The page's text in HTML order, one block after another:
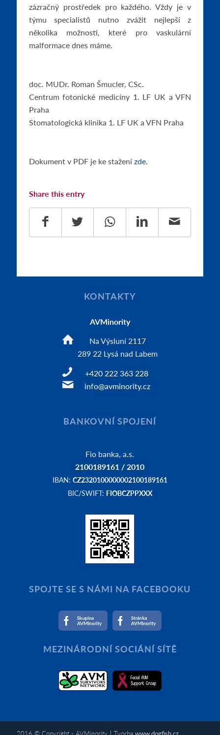
zázračný prostředek pro každého. Vždy je v
týmu specialistů nutno zvážit nejlepší z
několika možností, které pro vaskulární
malformace dnes máme.
doc. MUDr. Roman Šmucler, CSc.
Centrum fotonické medicíny 1. LF UK a VFN
Praha
Stomatologická klinika 1. LF UK a VFN Praha
Dokument v PDF je ke staženízde.
Share this entry
KONTAKTY
AVMinority
Na Výsluní 2117
289 22 Lysá nad Labem
+420 222 363 228
info@avminority.cz
BANKOVNÍ SPOJENÍ
Fio banka, a.s.
2100189161 / 2010
IBAN: CZ2320100000002100189161
BIC/SWIFT: FIOBCZPPXXX
SPOJTE SE S NÁMI NA FACEBOOKU
MEZINÁRODNÍ SOCIÁNÍ SÍTĚ